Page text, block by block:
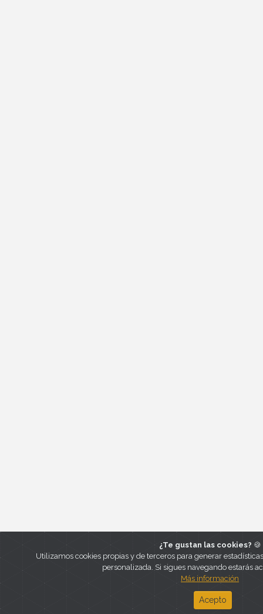
¿Te gustan las cookies? 🍪
Utilizamos cookies propias y de terceros para generar
personalizada. Si sigues navegando estarás
Más información
Acepto